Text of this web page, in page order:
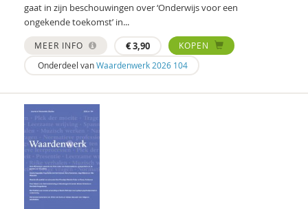
Hester IJsseling
Pieter Ippel
Nienke van Ittersum
Gaby Jacobs
Rienk Janssens
Karlijn de Jong
Ton Jorna
Chris Julien
gaat in zijn beschouwingen over ‘Onderwijs voor een
ongekende toekomst’ in...
MEER INFO €3,90
KOPEN
Onderdeel vanWaardenwerk 2026 104